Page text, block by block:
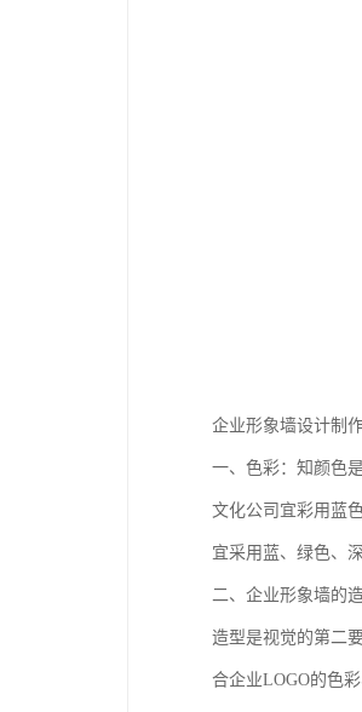
企业形象墙设计制
一、色彩：知颜色
文化公司宜彩用蓝
宜采用蓝、绿色、
二、企业形象墙的
造型是视觉的第二
合企业LOGO的色